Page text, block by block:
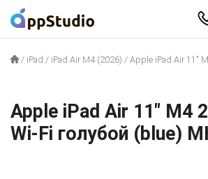
/ iPad / iPad Air M4 (2026) /
Apple iPad Air 11″ M4
Wi-Fi голубой (blue)